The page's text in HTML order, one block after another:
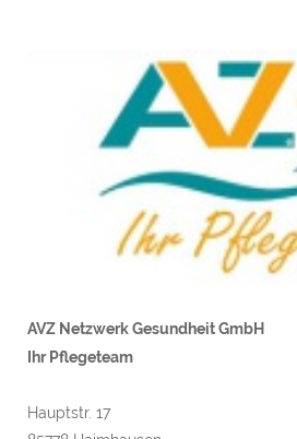
AVZ Netzwerk Gesundheit GmbH
Ihr Pflegeteam
Hauptstr. 17